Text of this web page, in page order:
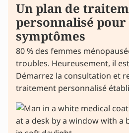
Un plan de
personnalisé pour
symptômes
80 % des femmes
troubles. Heureusement, il
Démarrez la consultation et
traitement personnalisé